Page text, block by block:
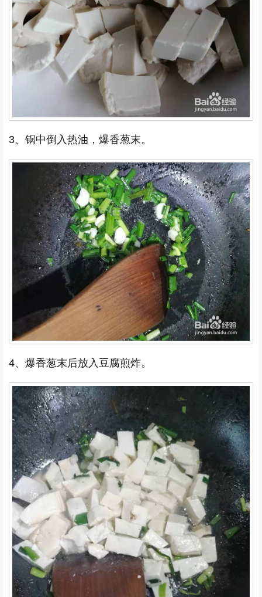
3、锅中倒入热油，爆香葱末。
4、爆香葱末后放入豆腐煎炸。